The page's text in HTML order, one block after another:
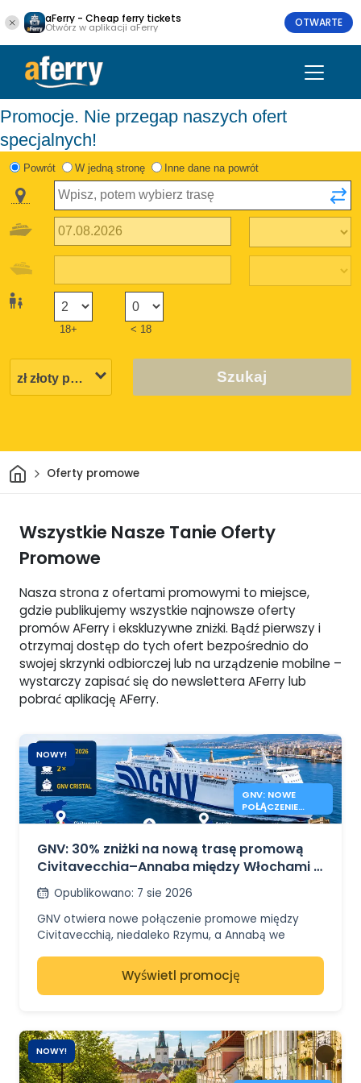
aFerry - Cheap ferry tickets
Otwórz w aplikacji aFerry OTWARTE
Promocje. Nie przegap naszych ofert
specjalnych!
Powrót W jedną stronę Inne dane na powrót
18+ < 18
Szukaj
DomOferty promowe
Wszystkie Nasze Tanie Oferty
Promowe
Nasza strona z ofertami promowymi to miejsce,
gdzie publikujemy wszystkie najnowsze oferty
promów AFerry i ekskluzywne zniżki. Bądź pierwszy i
otrzymaj dostęp do tych ofert bezpośrednio do
swojej skrzynki odbiorczej lub na urządzenie mobilne –
wystarczy zapisać się do newslettera AFerry lub
pobrać aplikację AFerry.
NOWY!
GNV: NOWE
POŁĄCZENIE
PROMOWE
GNV: 30% zniżki na nową trasę promową
Civitavecchia–Annaba między Włochami a
Algierią
Opublikowano: 7 sie 2026
GNV otwiera nowe połączenie promowe między
Civitavecchią, niedaleko Rzymu, a Annabą we
bezpośrednią podróż między Włochami a Algierią, z
pojazdem lub bez.
rozpoczną się 8 sierpnia 2026 roku w sezonie letnim,
z dwoma rejsami tygodniowo. Połączenie będzie
obsługiwane w obu kierunkach: z Civitavecchii do
Annaby oraz z Annaby do Civitavecchii.
Wyświetl promocję
NOWY!